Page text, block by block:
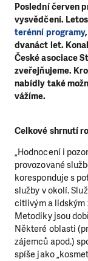
Poslední červen
vysvědčení.
terénní programy
dvanáct let.
České asociace
zveřejňujeme.
nabídly také
vážíme.
Celkové shrnutí
„Hodnocení i
provozované
koresponduje s
služby v okolí.
citlivým a lidským
Metodiky jsou
Některé oblasti
zájemců apod.)
spíše jako